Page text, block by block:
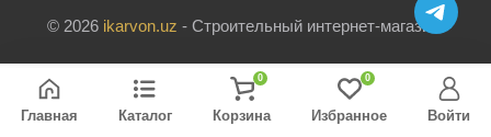
© 2026 ikarvon.uz - Строительный интернет-магазин.
Главная Каталог
0
Корзина
0
Избранное Войти